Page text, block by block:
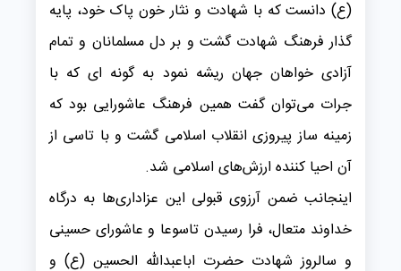
(ع) دانست که با شهادت و نثار خون پاک خود، پایه
گذار فرهنگ شهادت گشت و بر دل مسلمانان و تمام
آزادی خواهان جهان ریشه نمود به گونه ای که با
جرات می‌توان گفت همین فرهنگ عاشورایی بود که
زمینه ساز پیروزی انقلاب اسلامی گشت و با تاسی از
آن احیا کننده ارزش‌های اسلامی شد.
اینجانب ضمن آرزوی قبولی این عزاداری‌ها به درگاه
خداوند متعال، فرا رسیدن تاسوعا و عاشورای حسینی
و سالروز شهادت حضرت اباعبدالله الحسین (ع) و